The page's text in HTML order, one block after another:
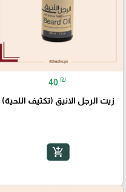
40 ₪
زيت الرجل الانيق (تكثيف اللحية)
add_shopping_cart